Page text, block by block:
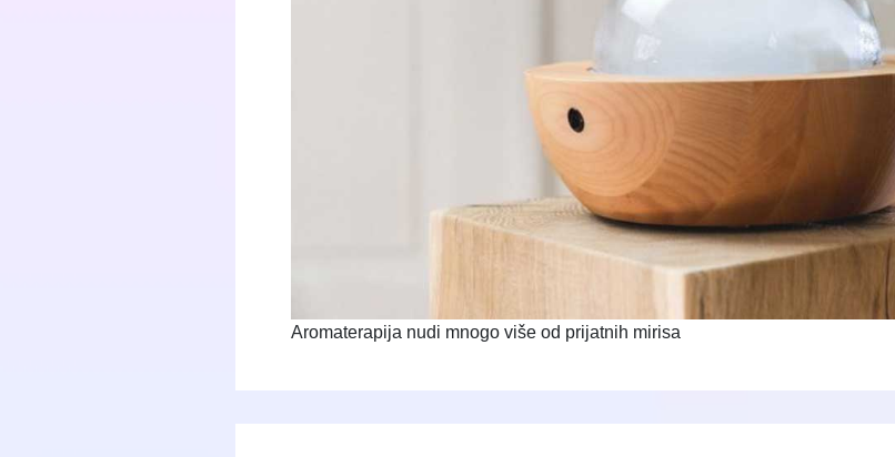
Aromaterapija nudi mnogo više od prijatnih mirisa